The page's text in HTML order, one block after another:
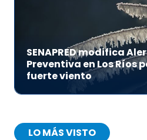
SENAPRED modifica
Preventiva en Los Ríos
fuerte viento
LO MÁS VISTO